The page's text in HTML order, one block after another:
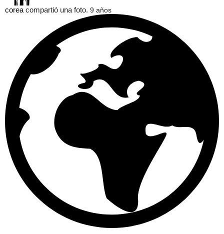
corea compartió una foto. 9 años